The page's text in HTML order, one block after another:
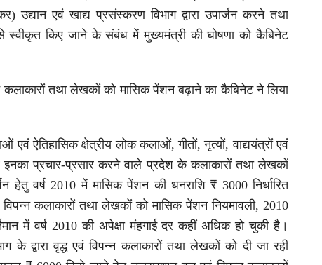
उद्यान एवं खाद्य प्रसंस्करण विभाग द्वारा उपार्जन करने तथा
स्वीकृत किए जाने के संबंध में मुख्यमंत्री की घोषणा को कैबिनेट
कलाकारों तथा लेखकों को मासिक पेंशन बढ़ाने का कैबिनेट ने लिया
एवं ऐतिहासिक क्षेत्रीय लोक कलाओं, गीतों, नृत्यों, वाद्ययंत्रों एवं
इनका प्रचार-प्रसार करने वाले प्रदेश के कलाकारों तथा लेखकों
हेतु वर्ष 2010 में मासिक पेंशन की धनराशि ₹ 3000 निर्धारित
कलाकारों तथा लेखकों को मासिक पेंशन नियमावली, 2010
में वर्ष 2010 की अपेक्षा मंहगाई दर कहीं अधिक हो चुकी है।
के द्वारा वृद्ध एवं विपन्न कलाकारों तथा लेखकों को दी जा रही